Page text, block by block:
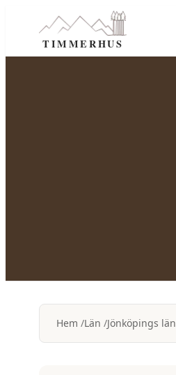
TIMMERHUS
Hem Län Jönköpings län